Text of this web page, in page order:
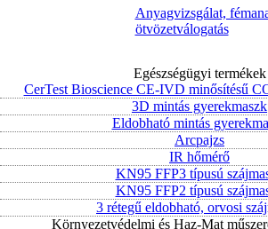
Anyagvizsgálat,
ötvözetválogatás
Egészségügyi termékek
CerTest Bioscience CE-IVD minősítésű
3D mintás gyerekmaszk
Eldobható mintás
Arcpajzs
IR hőmérő
KN95 FFP3 típusú
KN95 FFP2 típusú
3 rétegű eldobható, orvosi
Környezetvédelmi és Haz-Mat